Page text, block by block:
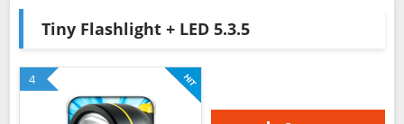
Tiny Flashlight + LED 5.3.5
4